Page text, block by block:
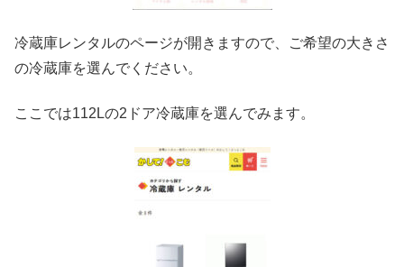
冷蔵庫レンタルのページが開きますので、ご希望の大きさ
の冷蔵庫を選んでください。
ここでは112Lの2ドア冷蔵庫を選んでみます。